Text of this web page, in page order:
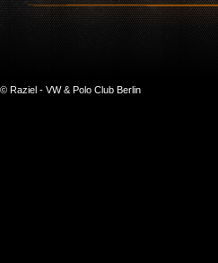
© Raziel - VW & Polo Club Berlin